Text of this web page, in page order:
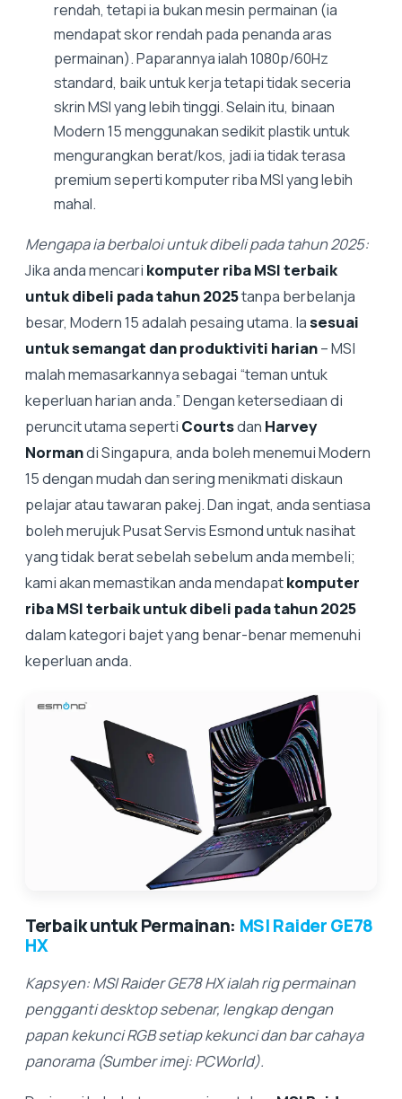
rendah, tetapi ia bukan mesin permainan (ia
mendapat skor rendah pada penanda aras
permainan). Paparannya ialah 1080p/60Hz
standard, baik untuk kerja tetapi tidak seceria
skrin MSI yang lebih tinggi. Selain itu, binaan
Modern 15 menggunakan sedikit plastik untuk
mengurangkan berat/kos, jadi ia tidak terasa
premium seperti komputer riba MSI yang lebih
mahal.
Mengapa ia berbaloi untuk dibeli pada tahun 2025:
Jika anda mencari komputer riba MSI terbaik
untuk dibeli pada tahun 2025tanpa berbelanja
besar, Modern 15 adalah pesaing utama. Iasesuai
untuk semangat dan produktiviti harian– MSI
malah memasarkannya sebagai “teman untuk
keperluan harian anda.” Dengan ketersediaan di
peruncit utama seperti Courtsdan Harvey
Normandi Singapura, anda boleh menemui Modern
15 dengan mudah dan sering menikmati diskaun
pelajar atau tawaran pakej. Dan ingat, anda sentiasa
boleh merujuk Pusat Servis Esmond untuk nasihat
yang tidak berat sebelah sebelum anda membeli;
kami akan memastikan anda mendapatkomputer
riba MSI terbaik untuk dibeli pada tahun 2025
dalam kategori bajet yang benar-benar memenuhi
keperluan anda.
Terbaik untuk Permainan: MSI Raider GE78
HX
Kapsyen: MSI Raider GE78 HX ialah rig permainan
pengganti desktop sebenar, lengkap dengan
papan kekunci RGB setiap kekunci dan bar cahaya
panorama (Sumber imej: PCWorld).